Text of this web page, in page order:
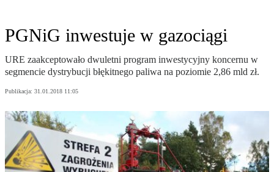
PGNiG inwestuje w gazociągi
URE zaakceptowało dwuletni program inwestycyjny koncernu w
segmencie dystrybucji błękitnego paliwa na poziomie 2,86 mld zł.
Publikacja: 31.01.2018 11:05